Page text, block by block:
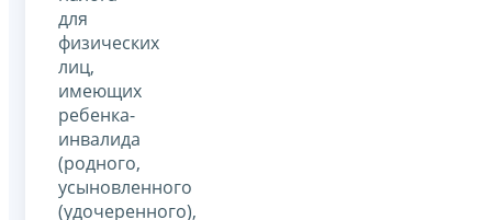
для
физических
лиц,
имеющих
ребенка-
инвалида
(родного,
усыновленного
(удочеренного),